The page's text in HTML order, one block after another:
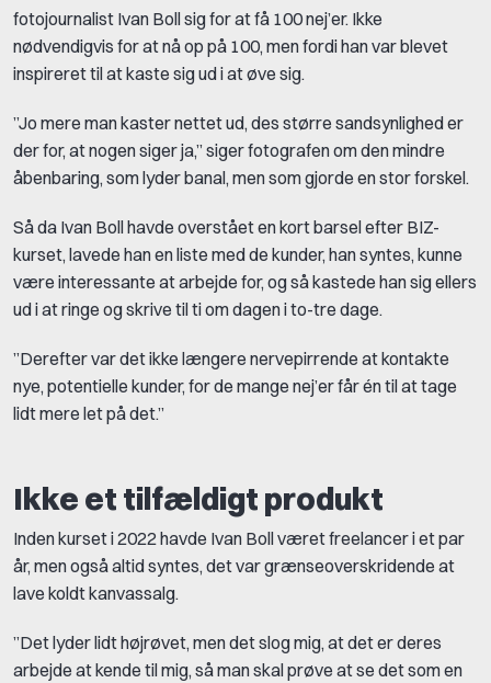
fotojournalist Ivan Boll sig for at få 100 nej’er. Ikke
nødvendigvis for at nå op på 100, men fordi han var blevet
inspireret til at kaste sig ud i at øve sig.
”Jo mere man kaster nettet ud, des større sandsynlighed er
der for, at nogen siger ja,” siger fotografen om den mindre
åbenbaring, som lyder banal, men som gjorde en stor forskel.
Så da Ivan Boll havde overstået en kort barsel efter BIZ-
kurset, lavede han en liste med de kunder, han syntes, kunne
være interessante at arbejde for, og så kastede han sig ellers
ud i at ringe og skrive til ti om dagen i to-tre dage.
”Derefter var det ikke længere nervepirrende at kontakte
nye, potentielle kunder, for de mange nej’er får én til at tage
lidt mere let på det.”
Ikke et tilfældigt produkt
Inden kurset i 2022 havde Ivan Boll været freelancer i et par
år, men også altid syntes, det var grænseoverskridende at
lave koldt kanvassalg.
”Det lyder lidt højrøvet, men det slog mig, at det er deres
arbejde at kende til mig, så man skal prøve at se det som en